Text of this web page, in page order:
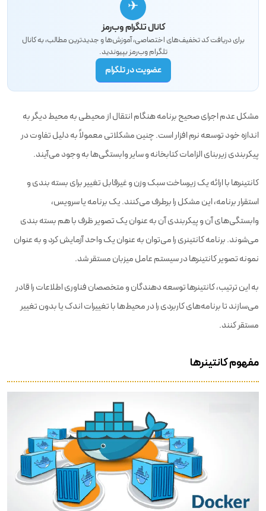
✈
کانال تلگرام وب‌رمز
برای دریافت کد تخفیف‌های اختصاصی، آموزش‌ها و جدیدترین مطالب، به کانال
تلگرام وب‌رمز بپیوندید.
عضویت در تلگرام
مشکل عدم اجرای صحیح برنامه هنگام انتقال از محیطی به محیط دیگر به
اندازه خود توسعه نرم افزار است. چنین مشکلاتی معمولاً به دلیل تفاوت در
پیکربندی زیربنای الزامات کتابخانه و سایر وابستگی‌ها به وجود می‌آیند.
کانتینرها با ارائه یک زیرساخت سبک وزن و غیرقابل تغییر برای بسته بندی و
استقرار برنامه، این مشکل را برطرف می‌کنند. یک برنامه یا سرویس،
وابستگی‌های آن و پیکربندی آن به عنوان یک تصویر ظرف با هم بسته بندی
می‌شوند. برنامه کانتینری را می‌توان به عنوان یک واحد آزمایش کرد و به عنوان
نمونه تصویر کانتینرها در سیستم عامل میزبان مستقر شد.
به این ترتیب، کانتینرها توسعه دهندگان و متخصصان فناوری اطلاعات را قادر
می‌سازند تا برنامه‌های کاربردی را در محیط‌ها با تغییرات اندک یا بدون تغییر
مستقر کنند.
مفهوم کانتینرها